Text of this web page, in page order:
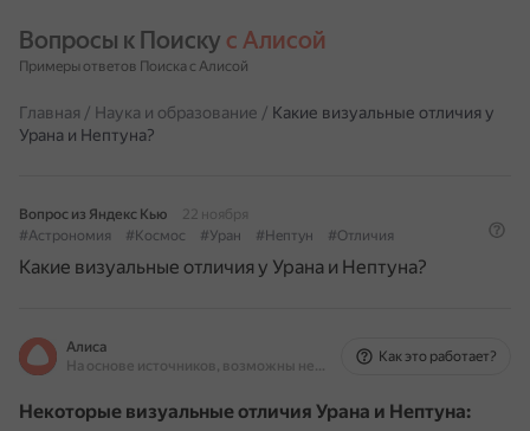
Вопросы к Поиску с Алисой
Примеры ответов Поиска с Алисой
Главная / Наука и образование / Какие визуальные отличия у
Урана и Нептуна?
Вопрос из Яндекс Кью
22 ноября
#Астрономия
#Космос #Уран #Нептун #Отличия
Какие визуальные отличия у Урана и Нептуна?
Алиса
На основе источников, возможны неточности
Как это работает?
Некоторые визуальные отличия Урана и Нептуна: